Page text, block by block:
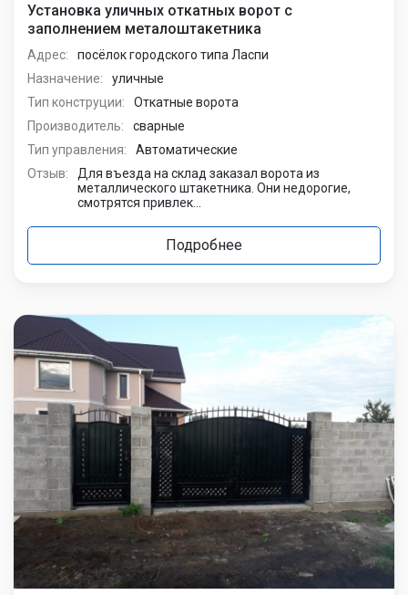
Установка уличных откатных ворот с
заполнением металоштакетника
Адрес:
посёлок городского типа Ласпи
Назначение:
уличные
Тип конструции:
Откатные ворота
Производитель:
сварные
Тип управления:
Автоматические
Отзыв:
Для въезда на склад заказал ворота из
металлического штакетника. Они недорогие,
смотрятся привлек...
Подробнее